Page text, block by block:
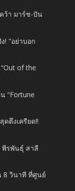
ว้า มาร์ช-ปัน
! "อย่าบอก
of the
“Fortune
ดตึงเครียด!!
พีรพันธุ์ สาลี
8 วินาที ที่ศูนย์